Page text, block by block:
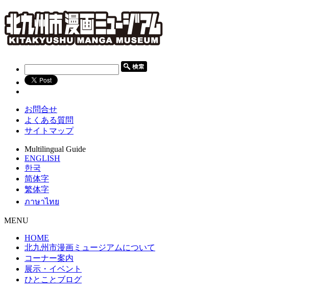
お問合せ
よくある質問
サイトマップ
Multilingual Guide
ENGLISH
한국
简体字
繁体字
ภาษาไทย
MENU
HOME
北九州市漫画ミュージアムについて
コーナー案内
展示・イベント
ひとことブログ